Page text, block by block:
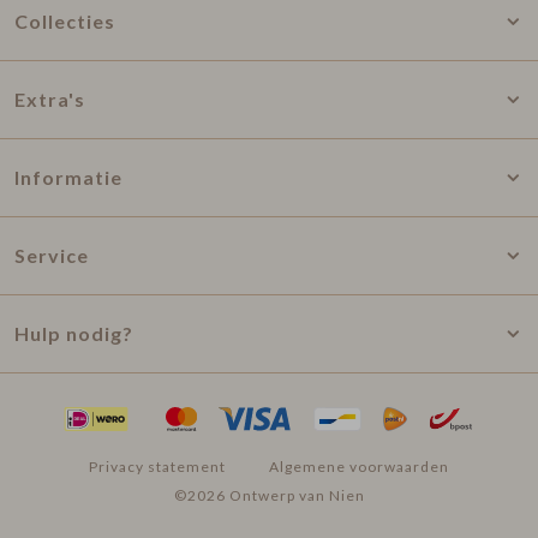
Collecties
Extra's
Informatie
Service
Hulp nodig?
Privacy statement
Algemene voorwaarden
©2026 Ontwerp van Nien